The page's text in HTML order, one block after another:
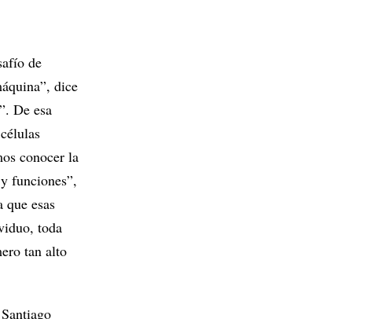
de
dice
De esa
conocer la
funciones”,
esas
toda
tan alto